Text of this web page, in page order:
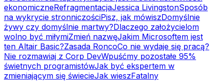
ekonomiczneRefragmentacjaJessica LivingstonSposób
na wykrycie stronniczościPisz, jak mówiszDomyślnie
żywy czy domyślnie martwy?Dlaczego założycielom
wolno być miłymiZmień nazwęJakim Microsoftem jest
ten Altair Basic?Zasada RoncoCo nie wydaje się pracą?
Nie rozmawiaj z Corp DevWpuśćmy pozostałe 95%
świetnych programistówJak być ekspertem w
zmieniającym się świecieJak wieszFatalny